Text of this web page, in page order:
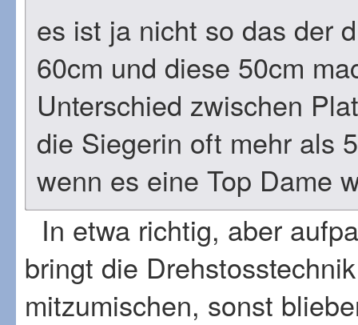
es ist ja nicht so das der
60cm und diese 50cm
Unterschied zwischen
die Siegerin oft mehr als
wenn es eine Top Dame
In etwa richtig, aber
bringt die
mitzumischen, sonst